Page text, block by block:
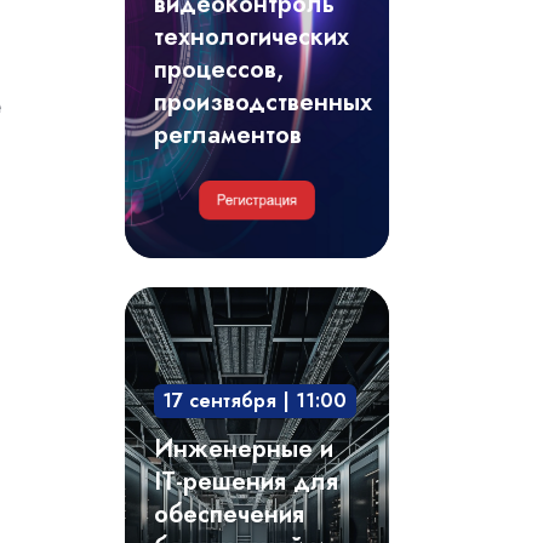
регламентов
технологических
процессов,
производственных
регламентов
Инженерные
и
IT-
решения
для
обеспечения
безотказной
17 сентября | 11:00
Инженерные и
IT-решения для
обеспечения